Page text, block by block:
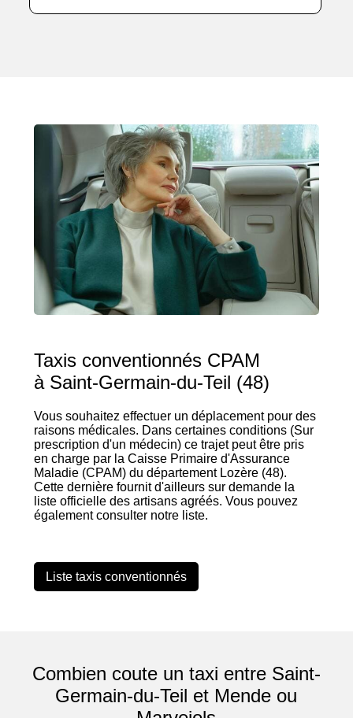
Taxis conventionnés CPAM
à Saint-Germain-du-Teil (48)
Vous souhaitez effectuer un déplacement pour des
raisons médicales. Dans certaines conditions (Sur
prescription d'un médecin) ce trajet peut être pris
en charge par la Caisse Primaire d'Assurance
Maladie (CPAM) du département Lozère (48).
Cette dernière fournit d'ailleurs sur demande la
liste officielle des artisans agréés. Vous pouvez
également consulter notre liste.
Liste taxis conventionnés
Combien coute un taxi entre Saint-
Germain-du-Teil et Mende ou